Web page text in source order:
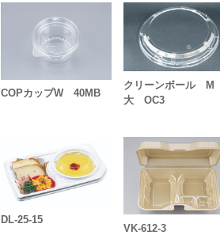
COPカップW 40MB
クリーンボール M
大 OC3
DL-25-15
VK-612-3